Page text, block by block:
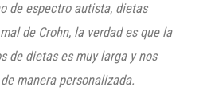
de espectro autista, dietas
de Crohn, la verdad es que la
de dietas es muy larga y nos
manera personalizada.